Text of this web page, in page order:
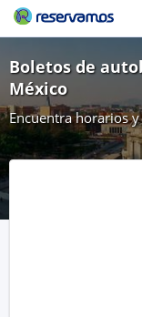
Boletos de
México
Encuentra horarios